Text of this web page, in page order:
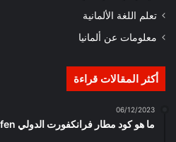
تعلم اللغة الألمانية
معلومات عن ألمانيا
أكثر المقالات قراءة
06/12/2023
ما هو كود مطار فرانكفورت الدولي Frankfurt Flughafen؟